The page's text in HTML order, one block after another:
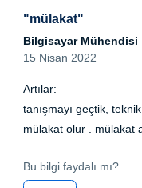
"mülakat"
Bilgisayar Mühendisi
15 Nisan 2022
Artılar:
tanışmayı geçtik,
mülakat olur . mülakat
Bu bilgi faydalı mı?